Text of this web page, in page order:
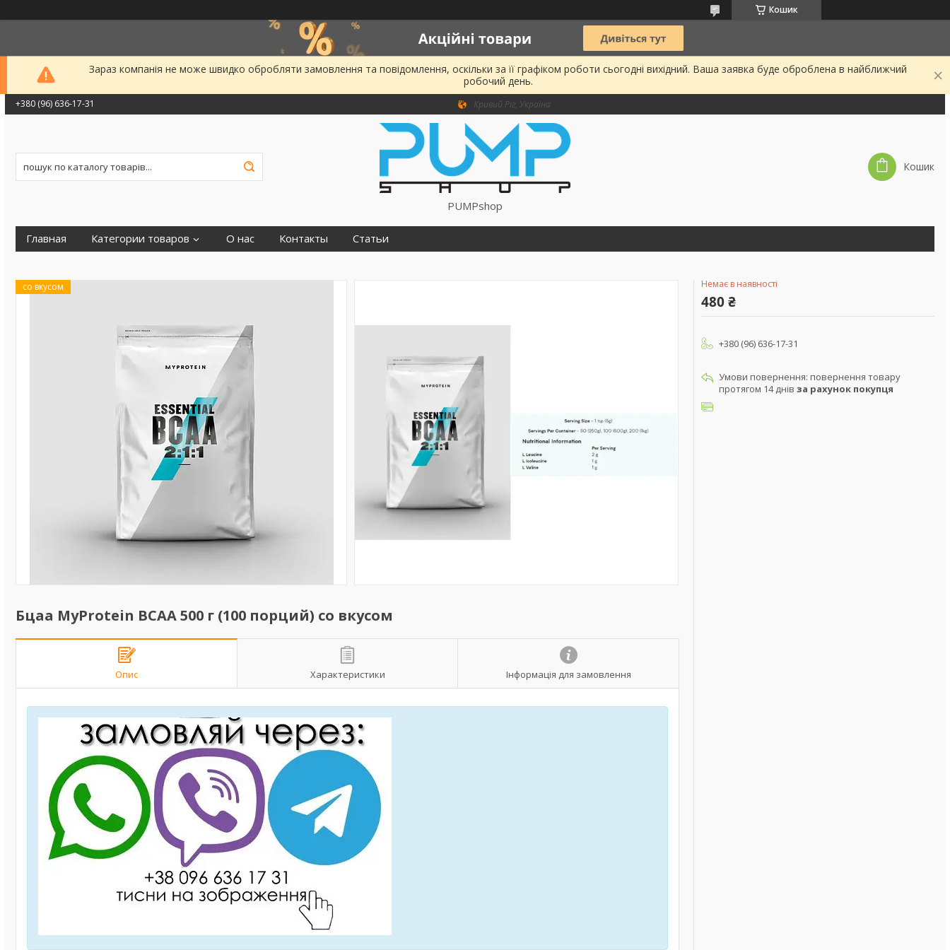
Кошик
Зараз компанія не може швидко обробляти замовлення та повідомлення, оскільки за її графіком роботи сьогодні вихідний. Ваша заявка буде оброблена в найближчий
робочий день.
+380 (96) 636-17-31 Кривий Ріг, Україна
PUMPshop
Кошик
Главная Категории товаров О нас Контакты Статьи
со вкусом
Бцаа MyProtein BCAA 500 г (100 порций) со вкусом
Опис Характеристики Інформація для замовлення
Немає в наявності
480 ₴
+380 (96) 636-17-31
повернення товару
протягом 14 днів за рахунок покупця